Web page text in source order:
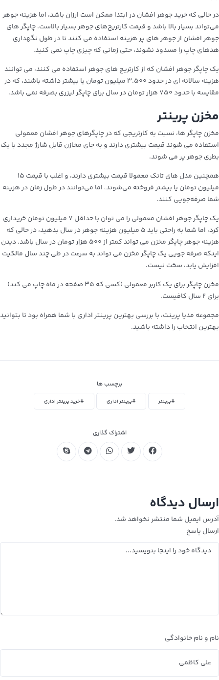
در حالی که خرید جوهر افشان در ابتدا ممکن است ارزان باشد، اما هزینه جوهر
می‌تواند بسیار بالا باشد و قیمت کارتریج‌های جوهر بسیار بالاست. چاپگر های
جوهر افشان از جوهر های پر هزینه استفاده می کنند تا در طول نگهداری
هدهای چاپ را مسدود نشوند، حتی زمانی که چیزی چاپ نمی کنید.
یک چاپگر جوهر افشان که از کارتریج های جوهر استفاده می کنند، می توانند
هزینه سالانه ای در حدود ۳.۵۰۰ میلیون تومان یا بیشتر داشته باشند، که در
مقایسه با حدود ۷۵۰ هزار تومان در سال برای چاپگر لیزری بصرفه نمی باشد.
مخزن پرینتر
مخزن چاپگر ها، نسبت به کارتریجی که در چاپگرهای جوهر افشان معمولی
استفاده می شوند قیمت بیشتری دارند و به جای مخازن قابل شارژ مجدد با یک
بطری جوهر پر می شوند.
همچنین مدل های تانک معمولا قیمت بیشتری دارند، و اغلب با قیمت ۱۵
میلیون تومان یا بیشتر فروخته می‌شوند، اما می‌توانند در طول زمان در هزینه
شما صرفه‌جویی کنند.
یک چاپگر جوهر افشان معمولی را می توان با حداقل ۷ میلیون تومان خریداری
کرد، اما شما به راحتی باید ۵ میلیون هزینه جوهر در سال بدهید، در حالی که
هزینه جوهر چاپگر مخزن می تواند کمتر از ۵۰۰ هزار تومان در سال باشد. دیدن
اینکه صرفه جویی یک چاپگر مخزن می تواند به سرعت در طی چند سال مالکیت
افزایش یابد، سخت نیست.
مخزن چاپگر برای یک کاربر معمولی (کسی که ۳۵ صفحه در ماه چاپ می کند)
برای ۲ سال کافیست.
مجموعه مدیا پرینت، با بررسی بهترین پرینتر اداری با شما همراه بود تا بتوانید
بهترین انتخاب را داشته باشید.
برچسب ها
#پرینتر #پرینتر اداری #خرید پرینتر اداری
اشتراک گذاری
ارسال دیدگاه
آدرس ایمیل شما منتشر نخواهد شد.
ارسال پاسخ
نام و نام خانوادگی